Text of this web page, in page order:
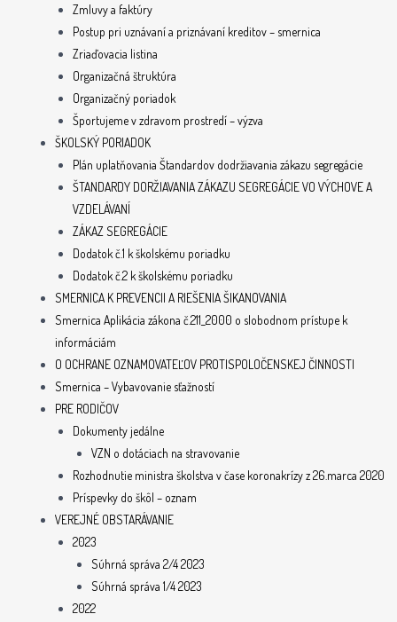
Zmluvy a faktúry
Postup pri uznávaní a priznávaní kreditov – smernica
Zriaďovacia listina
Organizačná štruktúra
Organizačný poriadok
Športujeme v zdravom prostredí – výzva
ŠKOLSKÝ PORIADOK
Plán uplatňovania Štandardov dodržiavania zákazu segregácie
ŠTANDARDY DORŽIAVANIA ZÁKAZU SEGREGÁCIE VO VÝCHOVE A
VZDELÁVANÍ
ZÁKAZ SEGREGÁCIE
Dodatok č.1 k školskému poriadku
Dodatok č.2 k školskému poriadku
SMERNICA K PREVENCII A RIEŠENIA ŠIKANOVANIA
Smernica Aplikácia zákona č.211_2000 o slobodnom prístupe k
informáciám
O OCHRANE OZNAMOVATEĽOV PROTISPOLOČENSKEJ ČINNOSTI
Smernica – Vybavovanie sťažností
PRE RODIČOV
Dokumenty jedálne
VZN o dotáciach na stravovanie
Rozhodnutie ministra školstva v čase koronakrízy z 26.marca 2020
Príspevky do škôl – oznam
VEREJNÉ OBSTARÁVANIE
2023
Súhrná správa 2/4 2023
Súhrná správa 1/4 2023
2022